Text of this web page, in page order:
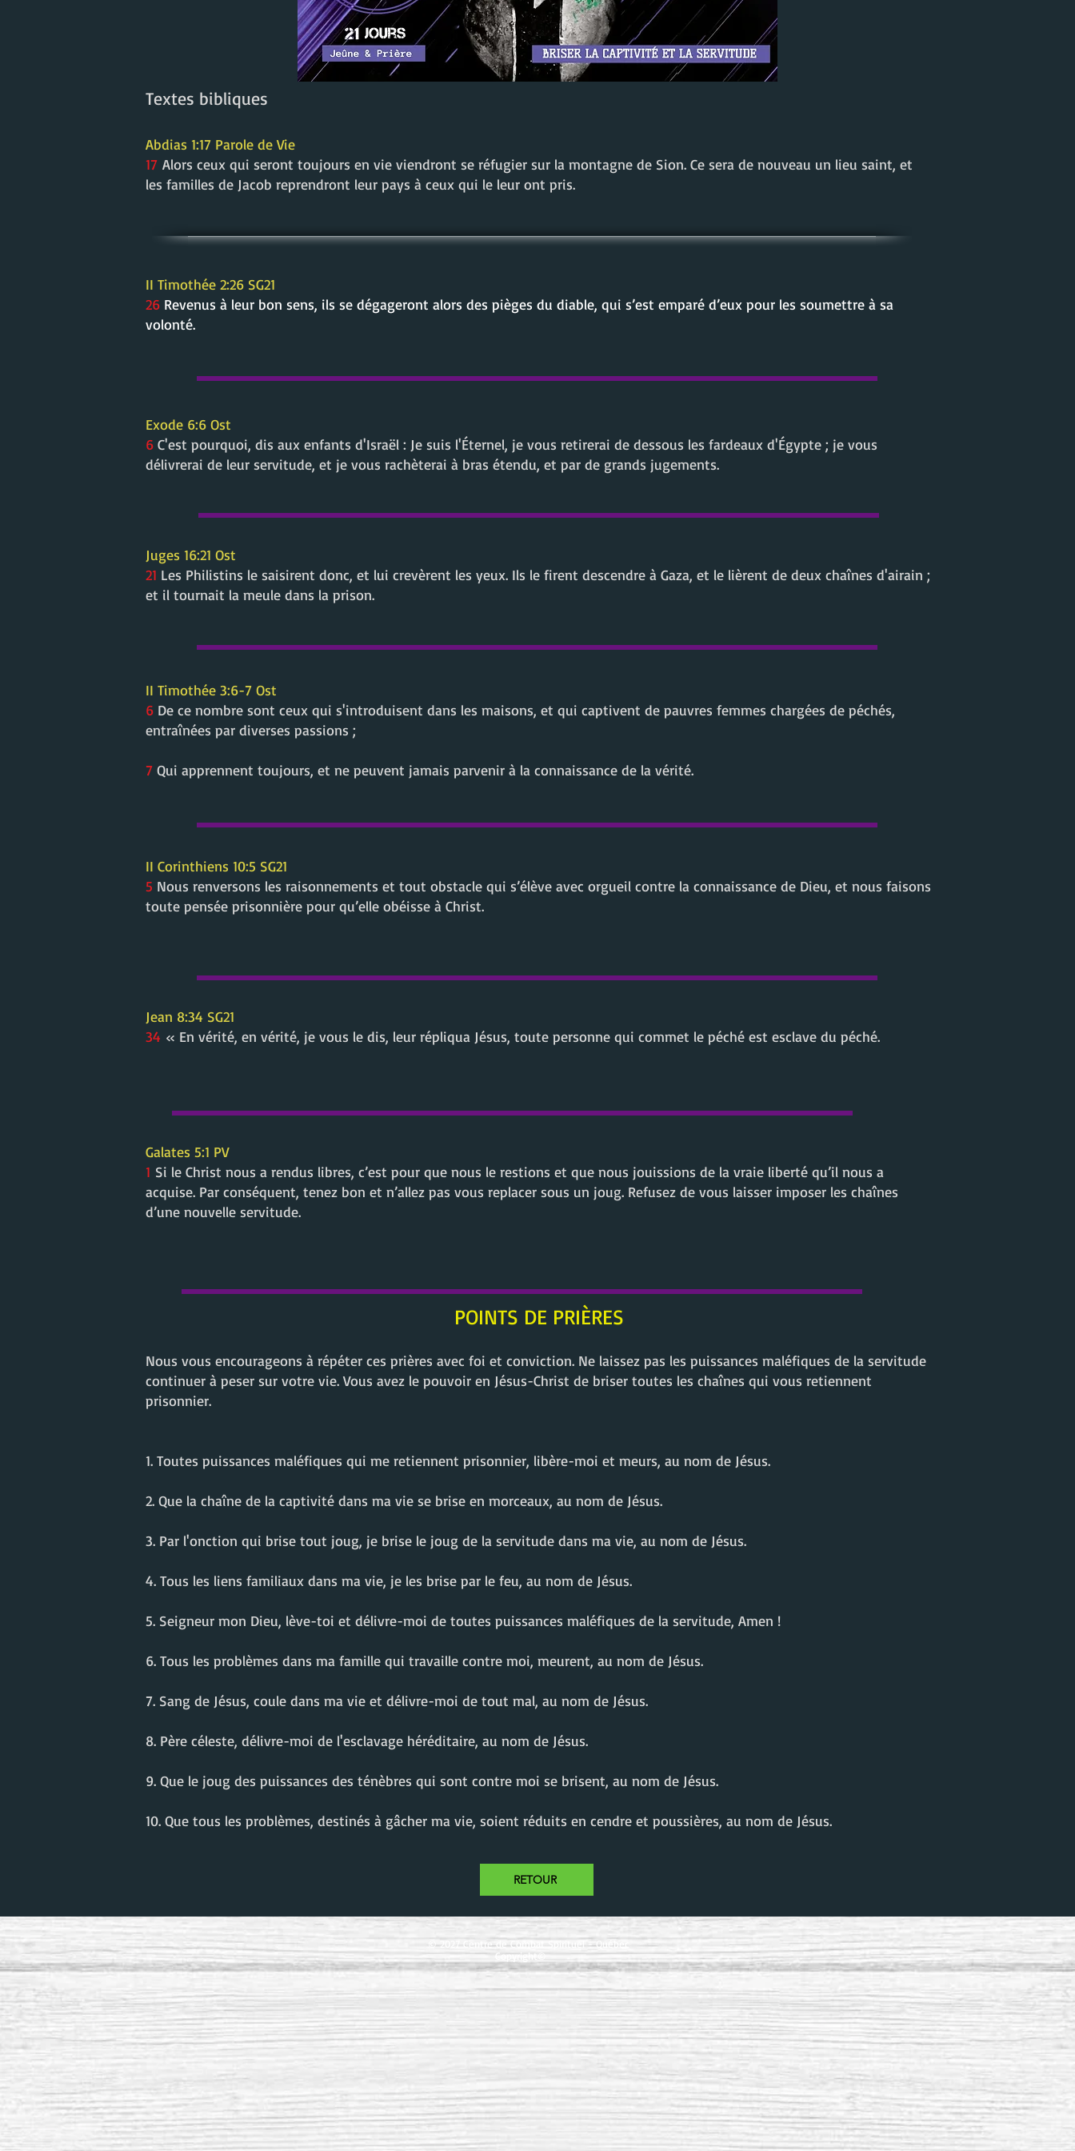
Textes bibliques
Abdias 1:17 Parole de Vie
17 Alors ceux qui seront toujours en vie viendront se réfugier sur la montagne de Sion. Ce sera de nouveau un lieu saint, et
les familles de Jacob reprendront leur pays à ceux qui le leur ont pris.
II Timothée 2:26 SG21
26 Revenus à leur bon sens, ils se dégageront alors des pièges du diable, qui s’est emparé d’eux pour les soumettre à sa
volonté.
Exode 6:6 Ost
6 C'est pourquoi, dis aux enfants d'Israël : Je suis l'Éternel, je vous retirerai de dessous les fardeaux d'Égypte ; je vous
délivrerai de leur servitude, et je vous rachèterai à bras étendu, et par de grands jugements.
Juges 16:21 Ost
21 Les Philistins le saisirent donc, et lui crevèrent les yeux. Ils le firent descendre à Gaza, et le lièrent de deux chaînes d'airain ;
et il tournait la meule dans la prison.
II Timothée 3:6-7 Ost
6 De ce nombre sont ceux qui s'introduisent dans les maisons, et qui captivent de pauvres femmes chargées de péchés,
entraînées par diverses passions ;
7 Qui apprennent toujours, et ne peuvent jamais parvenir à la connaissance de la vérité.
II Corinthiens 10:5 SG21
5 Nous renversons les raisonnements et tout obstacle qui s’élève avec orgueil contre la connaissance de Dieu, et nous faisons
toute pensée prisonnière pour qu’elle obéisse à Christ.
Jean 8:34 SG21
34 « En vérité, en vérité, je vous le dis, leur répliqua Jésus, toute personne qui commet le péché est esclave du péché.
Galates 5:1 PV
1 Si le Christ nous a rendus libres, c’est pour que nous le restions et que nous jouissions de la vraie liberté qu’il nous a
acquise. Par conséquent, tenez bon et n’allez pas vous replacer sous un joug. Refusez de vous laisser imposer les chaînes
d’une nouvelle servitude.
POINTS DE PRIÈRES
Nous vous encourageons à répéter ces prières avec foi et conviction. Ne laissez pas les puissances maléfiques de la servitude
continuer à peser sur votre vie. Vous avez le pouvoir en Jésus-Christ de briser toutes les chaînes qui vous retiennent
prisonnier.
1. Toutes puissances maléfiques qui me retiennent prisonnier, libère-moi et meurs, au nom de Jésus.
2. Que la chaîne de la captivité dans ma vie se brise en morceaux, au nom de Jésus.
3. Par l'onction qui brise tout joug, je brise le joug de la servitude dans ma vie, au nom de Jésus.
4. Tous les liens familiaux dans ma vie, je les brise par le feu, au nom de Jésus.
5. Seigneur mon Dieu, lève-toi et délivre-moi de toutes puissances maléfiques de la servitude, Amen !
6. Tous les problèmes dans ma famille qui travaille contre moi, meurent, au nom de Jésus.
7. Sang de Jésus, coule dans ma vie et délivre-moi de tout mal, au nom de Jésus.
8. Père céleste, délivre-moi de l'esclavage héréditaire, au nom de Jésus.
9. Que le joug des puissances des ténèbres qui sont contre moi se brisent, au nom de Jésus.
10. Que tous les problèmes, destinés à gâcher ma vie, soient réduits en cendre et poussières, au nom de Jésus.
RETOUR
© 2027 Centre de Combat Spirituel - Québec
Copyright©